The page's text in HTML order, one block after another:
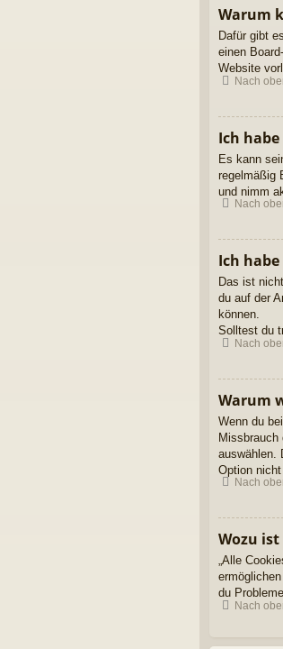
Warum
Dafür gibt
einen
Website
Nach
Ich
Es kann
regelmäßig
und nimm
Nach
Ich
Das ist
du auf der
können.
Solltest du
Nach
Warum
Wenn du
Missbrauch
auswählen.
Option
Nach
Wozu
„Alle
du
Nach